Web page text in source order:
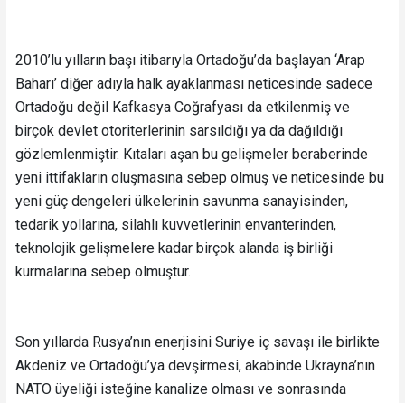
2010’lu yılların başı itibarıyla Ortadoğu’da başlayan ‘Arap
Baharı’ diğer adıyla halk ayaklanması neticesinde sadece
Ortadoğu değil Kafkasya Coğrafyası da etkilenmiş ve
birçok devlet otoriterlerinin sarsıldığı ya da dağıldığı
gözlemlenmiştir. Kıtaları aşan bu gelişmeler beraberinde
yeni ittifakların oluşmasına sebep olmuş ve neticesinde bu
yeni güç dengeleri ülkelerinin savunma sanayisinden,
tedarik yollarına, silahlı kuvvetlerinin envanterinden,
teknolojik gelişmelere kadar birçok alanda iş birliği
kurmalarına sebep olmuştur.
Son yıllarda Rusya’nın enerjisini Suriye iç savaşı ile birlikte
Akdeniz ve Ortadoğu’ya devşirmesi, akabinde Ukrayna’nın
NATO üyeliği isteğine kanalize olması ve sonrasında